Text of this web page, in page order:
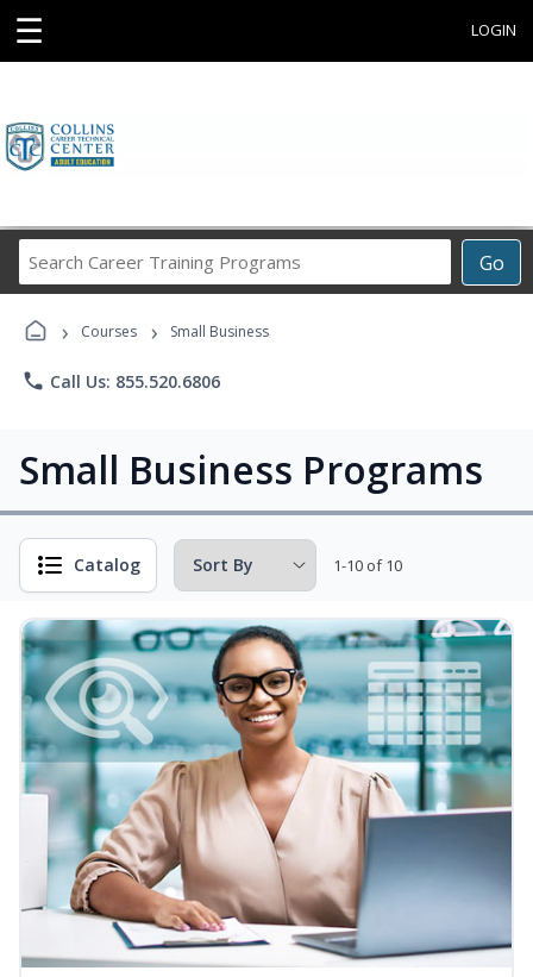
☰ LOGIN
Go
Career
Programs
› Courses › Small Business
phone Call Us: 855.520.6806
Small Business Programs
Catalog 1-10 of 10